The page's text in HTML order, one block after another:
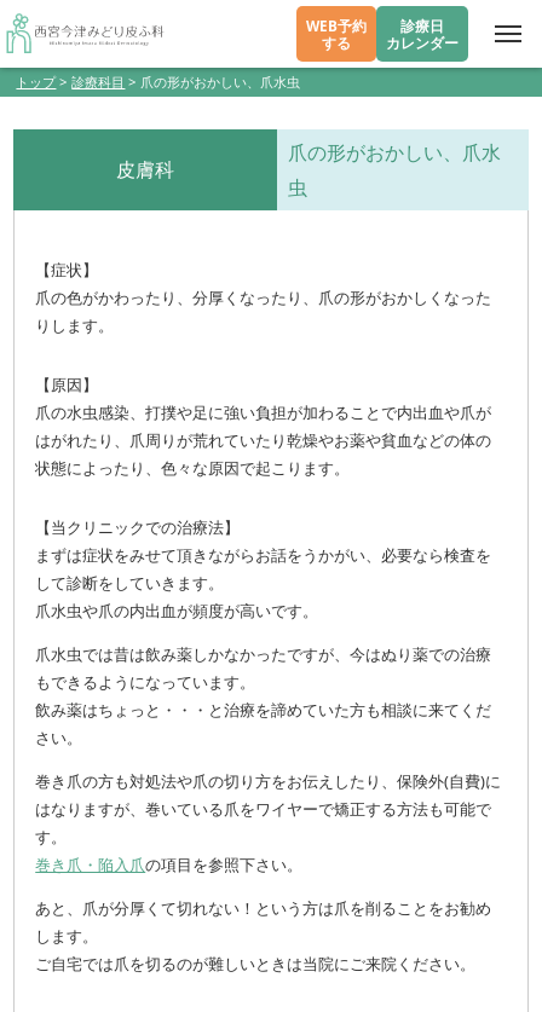
WEB予約
する
診療日
カレンダー
トップ>診療科目 > 爪の形がおかしい、爪水虫
皮膚科
爪の形がおかしい、爪水
虫
【症状】
爪の色がかわったり、分厚くなったり、爪の形がおかしくなった
りします。
【原因】
爪の水虫感染、打撲や足に強い負担が加わることで内出血や爪が
はがれたり、爪周りが荒れていたり乾燥やお薬や貧血などの体の
状態によったり、色々な原因で起こります。
【当クリニックでの治療法】
まずは症状をみせて頂きながらお話をうかがい、必要なら検査を
して診断をしていきます。
爪水虫や爪の内出血が頻度が高いです。
爪水虫では昔は飲み薬しかなかったですが、今はぬり薬での治療
もできるようになっています。
飲み薬はちょっと・・・と治療を諦めていた方も相談に来てくだ
さい。
巻き爪の方も対処法や爪の切り方をお伝えしたり、保険外(自費)に
はなりますが、巻いている爪をワイヤーで矯正する方法も可能で
す。
巻き爪・陥入爪の項目を参照下さい。
あと、爪が分厚くて切れない！という方は爪を削ることをお勧め
します。
ご自宅では爪を切るのが難しいときは当院にご来院ください。